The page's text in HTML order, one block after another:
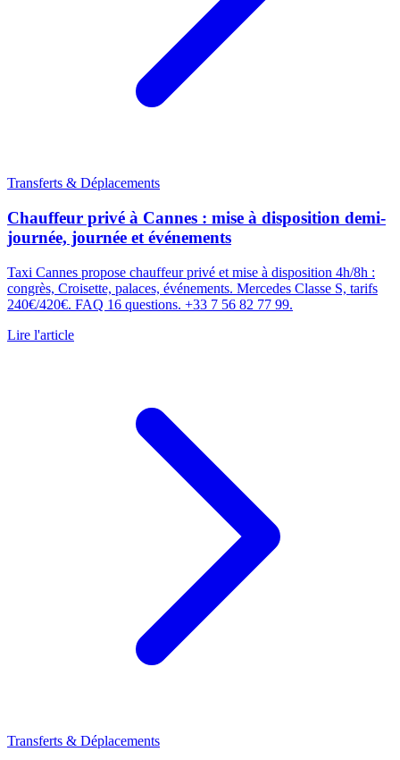
Transferts & Déplacements
Chauffeur privé à Cannes : mise à disposition demi-
journée, journée et événements
Taxi Cannes propose chauffeur privé et mise à disposition 4h/8h :
congrès, Croisette, palaces, événements. Mercedes Classe S, tarifs
240€/420€. FAQ 16 questions. +33 7 56 82 77 99.
Lire l'article
Transferts & Déplacements